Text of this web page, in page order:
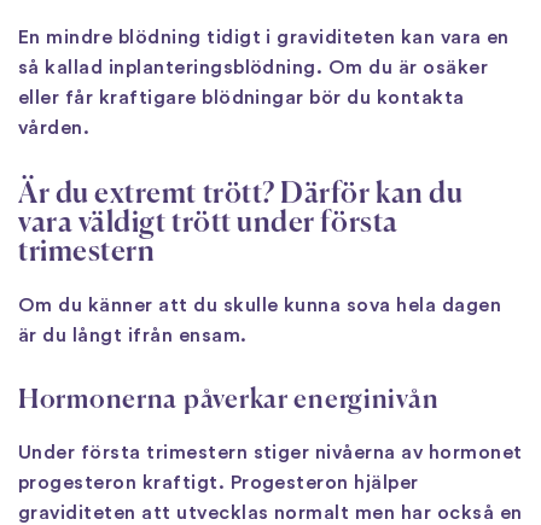
En mindre blödning tidigt i graviditeten kan vara en
så kallad inplanteringsblödning. Om du är osäker
eller får kraftigare blödningar bör du kontakta
vården.
Är du extremt trött? Därför kan du
vara väldigt trött under första
trimestern
Om du känner att du skulle kunna sova hela dagen
är du långt ifrån ensam.
Hormonerna påverkar energinivån
Under första trimestern stiger nivåerna av hormonet
progesteron kraftigt. Progesteron hjälper
graviditeten att utvecklas normalt men har också en